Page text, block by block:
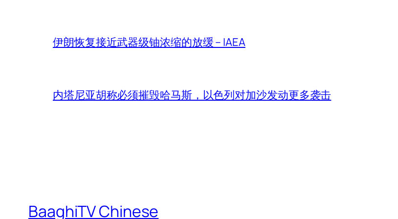
伊朗恢复接近武器级铀浓缩的放缓 – IAEA
内塔尼亚胡称必须摧毁哈马斯，以色列对加沙发动更多袭击
BaaghiTV Chinese